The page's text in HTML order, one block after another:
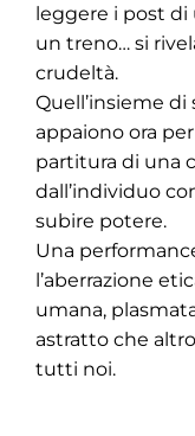
leggere i post
un treno… si
crudeltà.
Quell’insieme
appaiono ora
partitura di una
dall’individuo
subire potere.
Una
l’aberrazione
umana,
astratto che
tutti noi.